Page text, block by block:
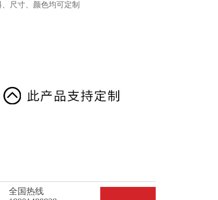
、尺寸、颜色均可定制
全国热线